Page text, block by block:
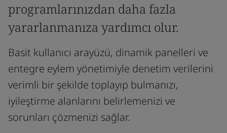
programlarınızdan daha fazla
yararlanmanıza yardımcı olur.
Basit kullanıcı arayüzü, dinamik panelleri ve
entegre eylem yönetimiyle denetim verilerini
verimli bir şekilde toplayıp bulmanızı,
iyileştirme alanlarını belirlemenizi ve
sorunları çözmenizi sağlar.